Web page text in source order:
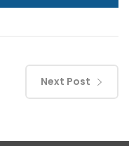
Next Post